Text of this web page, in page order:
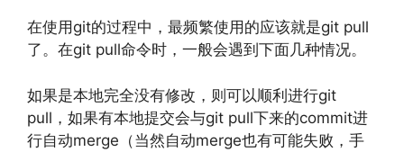
在使用git的过程中，最频繁使用的应该就是git pull
了。在git pull命令时，一般会遇到下面几种情况。
如果是本地完全没有修改，则可以顺利进行git
pull，如果有本地提交会与git pull下来的commit进
行自动merge（当然自动merge也有可能失败，手